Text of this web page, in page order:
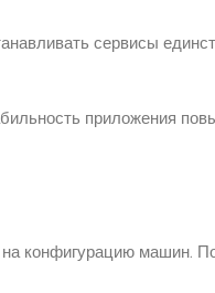
сервисы
приложения
конфигурацию машин.